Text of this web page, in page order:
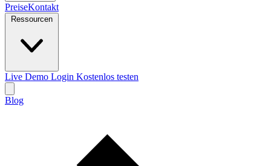
PreiseKontakt
Live Demo Login Kostenlos testen
Blog